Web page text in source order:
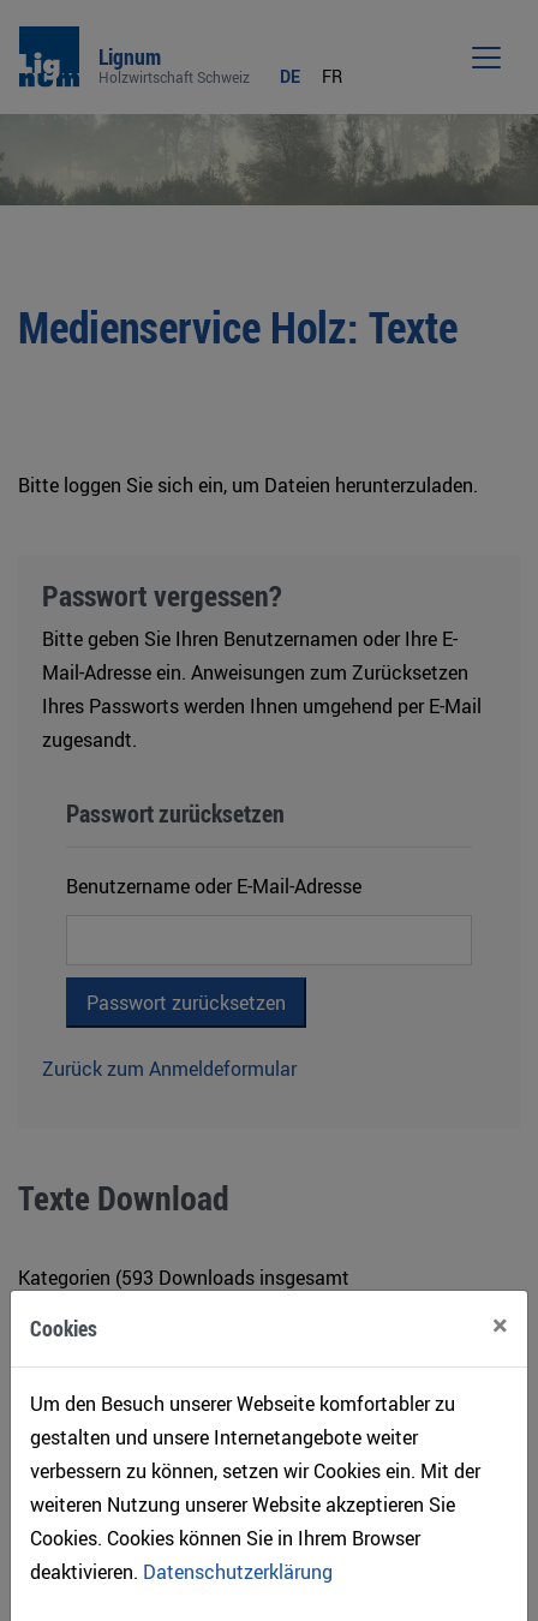
Cookies ×
Um den Besuch unserer Webseite komfortabler zu
gestalten und unsere Internetangebote weiter
verbessern zu können, setzen wir Cookies ein. Mit der
weiteren Nutzung unserer Website akzeptieren Sie
Cookies. Cookies können Sie in Ihrem Browser
deaktivieren. Datenschutzerklärung
Lignum
Holzwirtschaft Schweiz DE FR
Medienservice Holz: Texte
Bitte loggen Sie sich ein, um Dateien herunterzuladen.
Passwort vergessen?
Bitte geben Sie Ihren Benutzernamen oder Ihre E-
Mail-Adresse ein. Anweisungen zum Zurücksetzen
Ihres Passworts werden Ihnen umgehend per E-Mail
zugesandt.
Passwort zurücksetzen
Benutzername oder E-Mail-Adresse
Zurück zum Anmeldeformular
Texte Download
Kategorien (593 Downloads insgesamt
Lignum_Annual_reports_2004ff
Lignum_Newsletter_2001ff(129 Downloads insgesamt )
Lignum_Press_Releases_2005ff(328 Downloads
insgesamt )